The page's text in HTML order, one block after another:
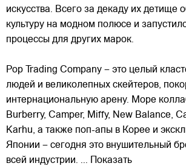
искусства. Всего за декаду их детище
культуру на модном полюсе и
процессы для других марок.
Pop Trading Company – это целый
людей и великолепных скейтеров,
интернациональную арену. Море
Burberry, Camper, Miffy, New Balance,
Karhu, а также поп-апы в Корее и
Японии – сегодня это внушительный
всей индустрии. ... Показать